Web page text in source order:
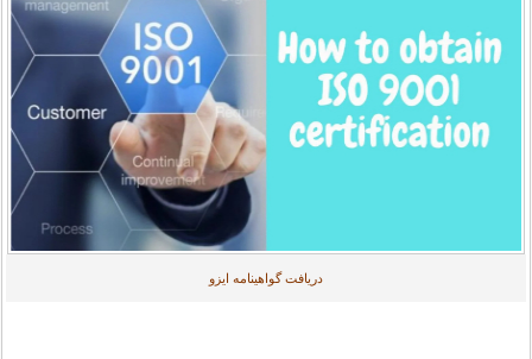
دریافت گواهینامه ایزو